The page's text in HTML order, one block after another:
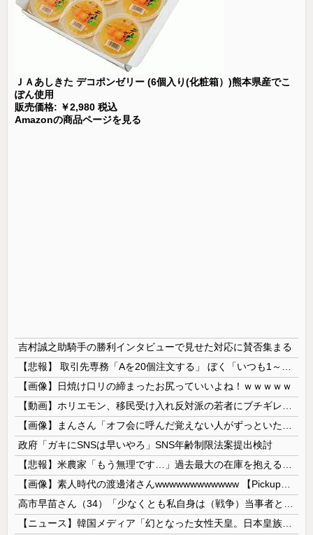
ＪＡあしきた デコポンゼリー (6個入り(化粧箱）)熊本県産でこ
ぽん使用
販売価格: ￥2,980 税込
Amazonの商品ページを見る
吉村誠之助騎手の勝利インタビューで見せた対応に賛否集まる
【画像】日焼け口リの締まったお尻っていいよね！ｗｗｗｗｗ
政府「ガキにSNSは早いやろ」SNS年齢制限法案提出検討